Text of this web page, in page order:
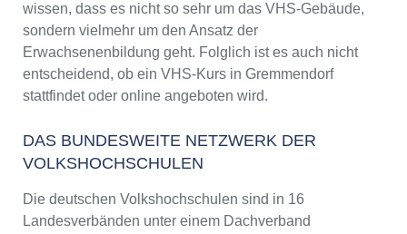
wissen, dass es nicht so sehr um das VHS-Gebäude,
sondern vielmehr um den Ansatz der
Erwachsenenbildung geht. Folglich ist es auch nicht
entscheidend, ob ein VHS-Kurs in Gremmendorf
stattfindet oder online angeboten wird.
DAS BUNDESWEITE NETZWERK DER
VOLKSHOCHSCHULEN
Die deutschen Volkshochschulen sind in 16
Landesverbänden unter einem Dachverband